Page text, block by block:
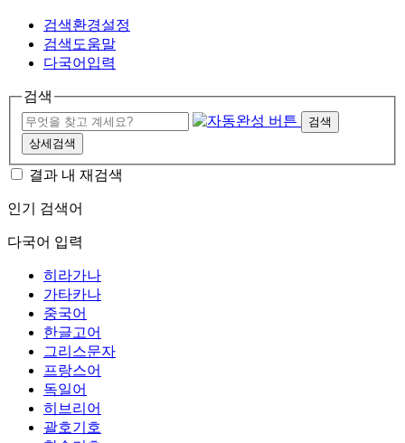
검색환경설정
검색도움말
다국어입력
검색
검색
상세검색
결과 내 재검색
인기 검색어
다국어 입력
히라가나
가타카나
중국어
한글고어
그리스문자
프랑스어
독일어
히브리어
괄호기호